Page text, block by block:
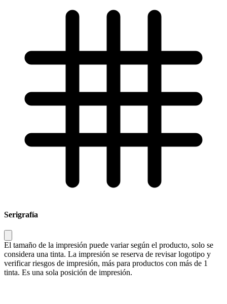
Serigrafía
El tamaño de la impresión puede variar según el producto, solo se
considera una tinta. La impresión se reserva de revisar logotipo y
verificar riesgos de impresión, más para productos con más de 1
tinta. Es una sola posición de impresión.